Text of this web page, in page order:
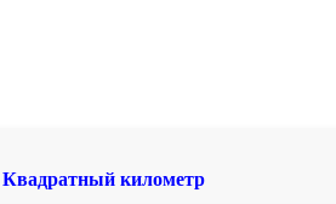
километр